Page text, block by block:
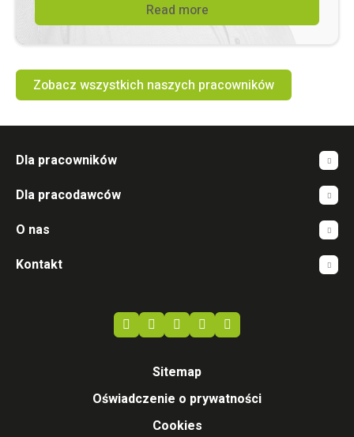
Read more
Zobacz wszystkich naszych pracowników
Dla pracowników
Dla pracodawców
O nas
Kontakt
Sitemap
Oświadczenie o prywatności
Cookies